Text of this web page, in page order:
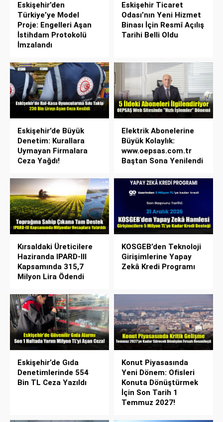
Eskişehir’den
Türkiye’ye Model
Proje: Engelleri Aşan
İstihdam Protokolü
İmzalandı
Eskişehir Ticaret
Odası’nın Yeni Hizmet
Binası İçin Resmî Açılış
Tarihi Belli Oldu
Eskişehir’de Büyük
Denetim: Kurallara
Uymayan Firmalara
Ceza Yağdı!
Elektrik Abonelerine
Büyük Kolaylık:
www.oepsas.com.tr
Baştan Sona Yenilendi
Kırsaldaki Üreticilere
Haziranda IPARD-III
Kapsamında 315,7
Milyon Lira Ödendi
KOSGEB’den Teknoloji
Girişimlerine Yapay
Zekâ Kredi Programı
Eskişehir’de Gıda
Denetimlerinde 554
Bin TL Ceza Yazıldı
Konut Piyasasında
Yeni Dönem: Ofisleri
Konuta Dönüştürmek
İçin Son Tarih 1
Temmuz 2027!